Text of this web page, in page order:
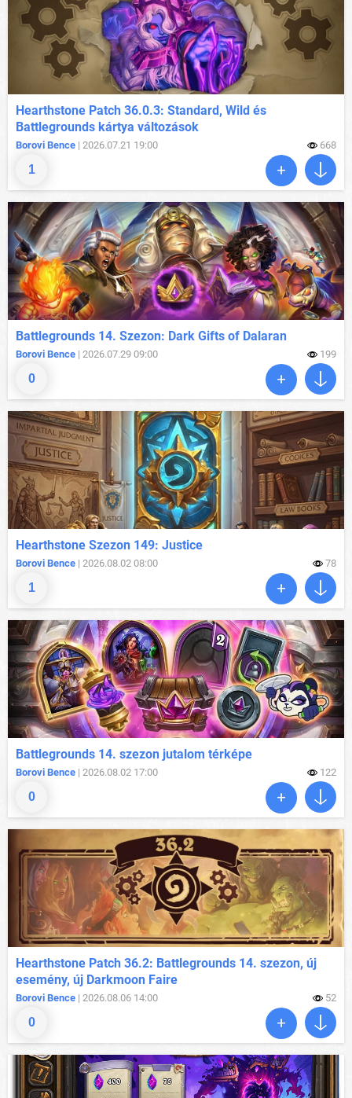
1
Hearthstone Patch 36.0.3: Standard, Wild és
Battlegrounds kártya változások
Borovi Bence | 2026.07.21 19:00 668
0
Battlegrounds 14. Szezon: Dark Gifts of Dalaran
Borovi Bence | 2026.07.29 09:00 199
1
Hearthstone Szezon 149: Justice
Borovi Bence | 2026.08.02 08:00 78
0
Battlegrounds 14. szezon jutalom térképe
Borovi Bence | 2026.08.02 17:00 122
0
Hearthstone Patch 36.2: Battlegrounds 14. szezon, új
esemény, új Darkmoon Faire
Borovi Bence | 2026.08.06 14:00 52